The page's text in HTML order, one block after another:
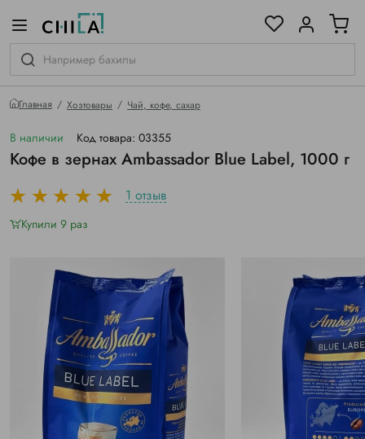
Главная Хозтовары Чай, кофе, сахар
В наличии Код товара: 03355
Кофе в зернах Ambassador Blue Label, 1000 г
1 отзыв
Купили 9 раз
гамме